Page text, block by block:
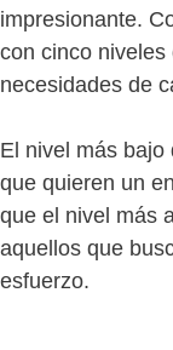
impresionante.
con cinco
necesidades de
El nivel más
que quieren un
que el nivel más
aquellos que
esfuerzo.